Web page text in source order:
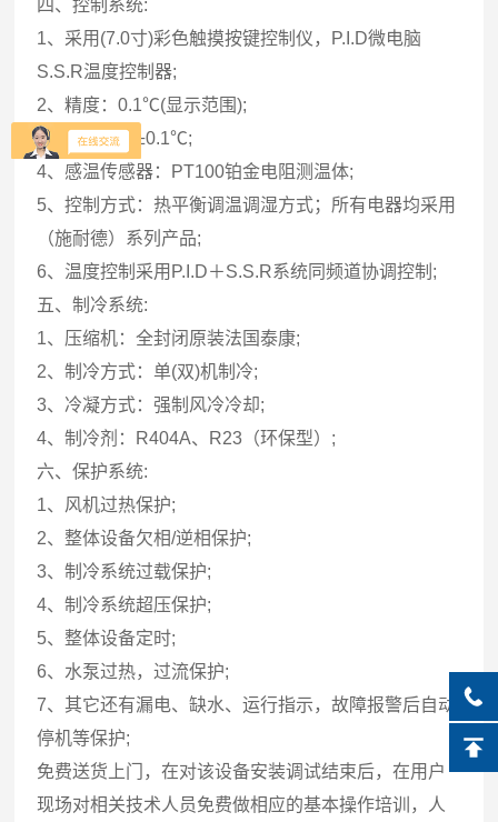
四、控制系统:
1、采用(7.0寸)彩色触摸按键控制仪，P.I.D微电脑
S.S.R温度控制器;
2、精度：0.1℃(显示范围);
3、解析度：±0.1℃;
4、感温传感器：PT100铂金电阻测温体;
5、控制方式：热平衡调温调湿方式；所有电器均采用
（施耐德）系列产品;
6、温度控制采用P.I.D＋S.S.R系统同频道协调控制;
五、制冷系统:
1、压缩机：全封闭原装法国泰康;
2、制冷方式：单(双)机制冷;
3、冷凝方式：强制风冷冷却;
4、制冷剂：R404A、R23（环保型）;
六、保护系统:
1、风机过热保护;
2、整体设备欠相/逆相保护;
3、制冷系统过载保护;
4、制冷系统超压保护;
5、整体设备定时;
6、水泵过热，过流保护;
7、其它还有漏电、缺水、运行指示，故障报警后自动
停机等保护;
免费送货上门，在对该设备安装调试结束后，在用户
现场对相关技术人员免费做相应的基本操作培训，人